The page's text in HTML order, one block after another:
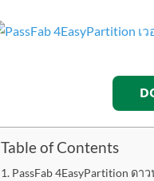
Table of Contents
PassFab 4EasyPartition ด